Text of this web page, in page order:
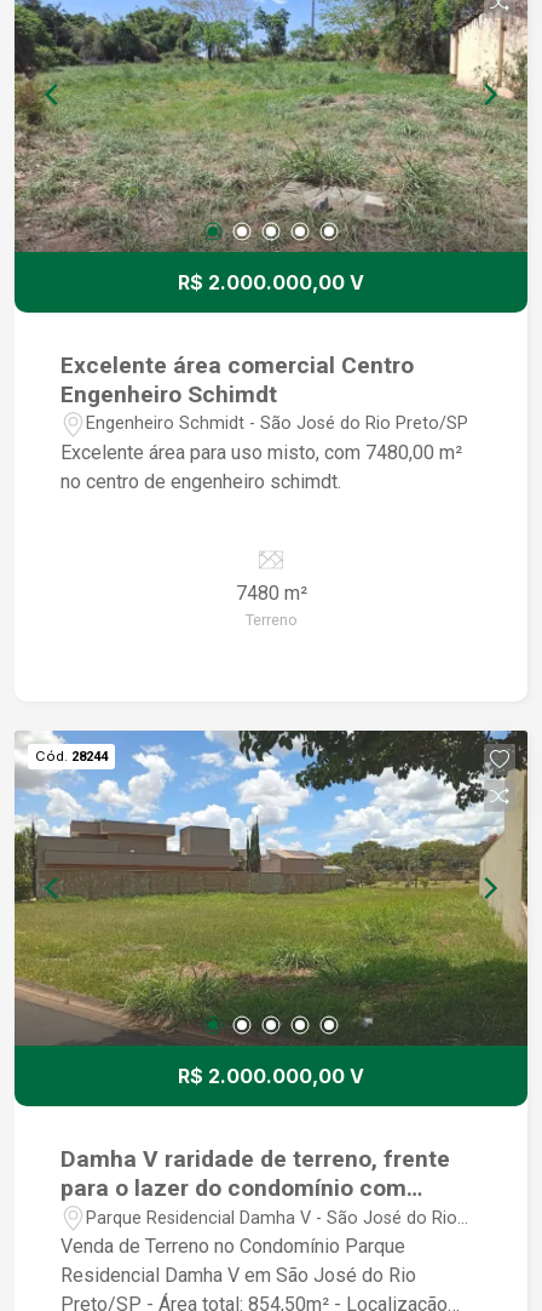
R$ 2.000.000,00 V
Excelente área comercial Centro
Engenheiro Schimdt
Engenheiro Schmidt - São José do Rio Preto/SP
Excelente área para uso misto, com 7480,00 m²
no centro de engenheiro schimdt.
7480 m²
Terreno
Cód. 28244
R$ 2.000.000,00 V
Damha V raridade de terreno, frente
para o lazer do condomínio com
metragem diferenciada, 854m².
Parque Residencial Damha V - São José do Rio
Preto/SP
Venda de Terreno no Condomínio Parque
Residencial Damha V em São José do Rio
Preto/SP - Área total: 854,50m² - Localização